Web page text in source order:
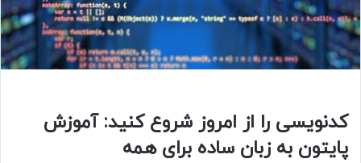
کدنویسی را از امروز شروع کنید: آموزش
پایتون به زبان ساده برای همه